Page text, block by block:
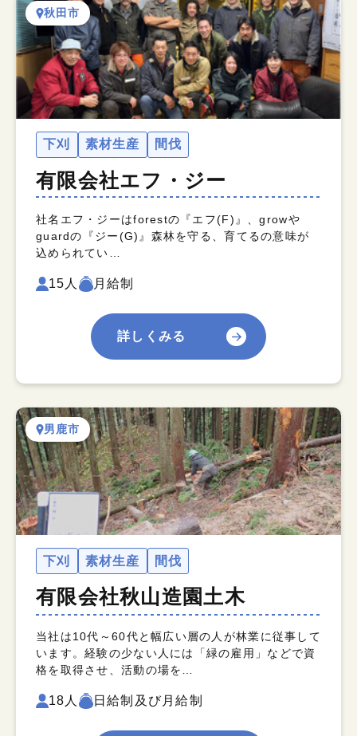
秋田市
下刈 素材生産 間伐
有限会社エフ・ジー
社名エフ・ジーはforestの『エフ(F)』、growや
guardの『ジー(G)』森林を守る、育てるの意味が
込められてい…
15人 月給制
詳しくみる
男鹿市
下刈 素材生産 間伐
有限会社秋山造園土木
当社は10代～60代と幅広い層の人が林業に従事して
います。経験の少ない人には「緑の雇用」などで資
格を取得させ、活動の場を…
18人 日給制及び月給制